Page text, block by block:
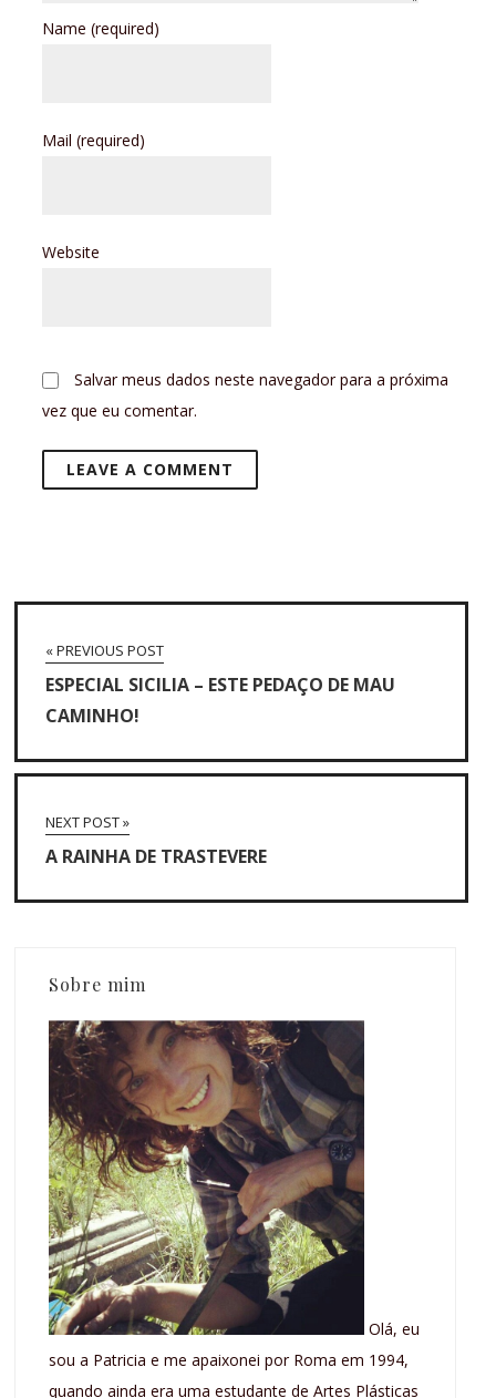
Name(required)
Mail(required)
Website
Salvar meus dados neste navegador para a próxima
vez que eu comentar.
« PREVIOUS POST
ESPECIAL SICILIA – ESTE PEDAÇO DE MAU
CAMINHO!
NEXT POST »
A RAINHA DE TRASTEVERE
Sobre mim
Olá, eu
sou a Patricia e me apaixonei por Roma em 1994,
quando ainda era uma estudante de Artes Plásticas